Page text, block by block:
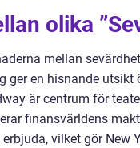
olika
mellan
ger en hisnande
är centrum för
finansvärldens
vilket gör New